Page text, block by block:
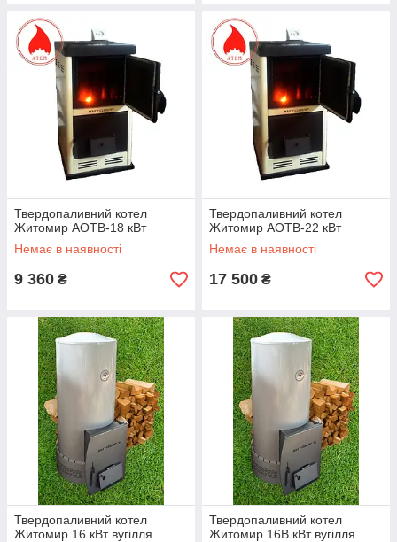
Твердопаливний котел
Житомир АОТВ-18 кВт
Немає в наявності
9 360 ₴
Твердопаливний котел
Житомир АОТВ-22 кВт
Немає в наявності
17 500 ₴
Твердопаливний котел
Житомир 16 кВт вугілля
Твердопаливний котел
Житомир 16В кВт вугілля